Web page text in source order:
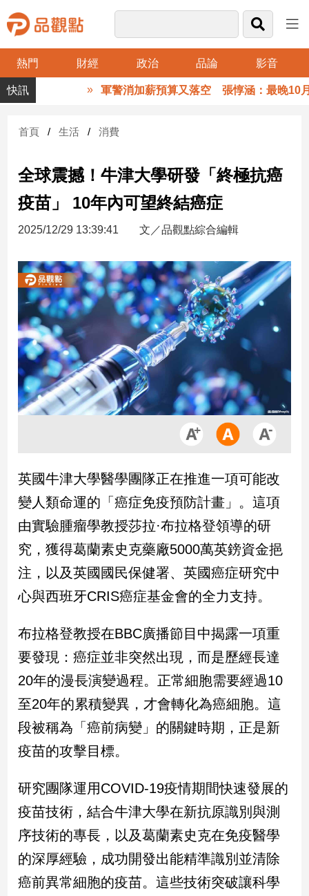
熱門 財經 政治 品論 影音
品
觀
財
台
財
新
產
經/
股
房
地
產
品
政
治
政
治
焦
觀
民
調
國
會
點
觀
兩
岸/
國
際
會/
軍警消加薪預算又落空 張惇涵：最晚10月
首頁 生活 消費
全球震撼！牛津大學研發「終極抗癌
疫苗」 10年內可望終結癌症
2025/12/29 13:39:41 文／品觀點綜合編輯
英國牛津大學醫學團隊正在推進一項可能改
變人類命運的「癌症免疫預防計畫」。這項
由實驗腫瘤學教授莎拉·布拉格登領導的研
究，獲得葛蘭素史克藥廠5000萬英鎊資金挹
注，以及英國國民保健署、英國癌症研究中
心與西班牙CRIS癌症基金會的全力支持。
布拉格登教授在BBC廣播節目中揭露一項重
要發現：癌症並非突然出現，而是歷經長達
20年的漫長演變過程。正常細胞需要經過10
至20年的累積變異，才會轉化為癌細胞。這
段被稱為「癌前病變」的關鍵時期，正是新
疫苗的攻擊目標。
研究團隊運用COVID-19疫情期間快速發展的
疫苗技術，結合牛津大學在新抗原識別與測
序技術的專長，以及葛蘭素史克在免疫醫學
的深厚經驗，成功開發出能精準識別並清除
癌前異常細胞的疫苗。這些技術突破讓科學